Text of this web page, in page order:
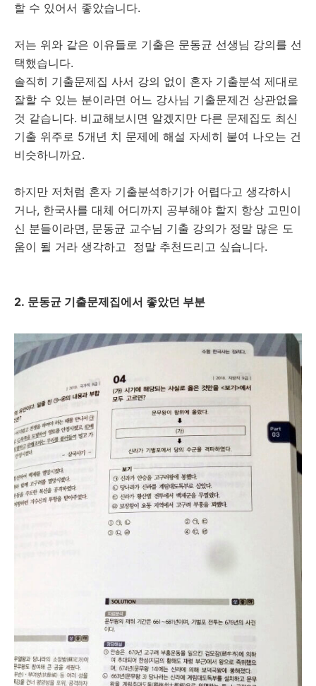
할 수 있어서 좋았습니다.
저는 위와 같은 이유들로 기출은 문동균 선생님 강의를 선
택했습니다.
솔직히 기출문제집 사서 강의 없이 혼자 기출분석 제대로
잘할 수 있는 분이라면 어느 강사님 기출문제건 상관없을
것 같습니다. 비교해보시면 알겠지만 다른 문제집도 최신
기출 위주로 5개년 치 문제에 해설 자세히 붙여 나오는 건
비슷하니까요.
하지만 저처럼 혼자 기출분석하기가 어렵다고 생각하시
거나, 한국사를 대체 어디까지 공부해야 할지 항상 고민이
신 분들이라면, 문동균 교수님 기출 강의가 정말 많은 도
움이 될 거라 생각하고 정말 추천드리고 싶습니다.
2. 문동균 기출문제집에서 좋았던 부분